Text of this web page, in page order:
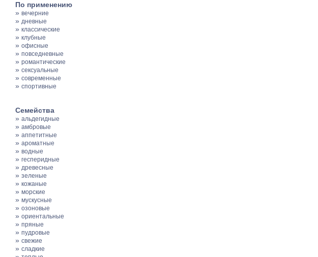
По применению
» вечерние
» дневные
» классические
» клубные
» офисные
» повседневные
» романтические
» сексуальные
» современные
» спортивные
Семейства
» альдегидные
» амбровые
» аппетитные
» ароматные
» водные
» гесперидные
» древесные
» зеленые
» кожаные
» морские
» мускусные
» озоновые
» ориентальные
» пряные
» пудровые
» свежие
» сладкие